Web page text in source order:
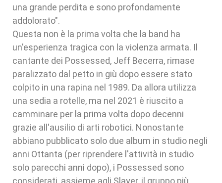
una grande perdita e sono profondamente
addolorato".
Questa non è la prima volta che la band ha
un'esperienza tragica con la violenza armata. Il
cantante dei Possessed, Jeff Becerra, rimase
paralizzato dal petto in giù dopo essere stato
colpito in una rapina nel 1989. Da allora utilizza
una sedia a rotelle, ma nel 2021 è riuscito a
camminare per la prima volta dopo decenni
grazie all'ausilio di arti robotici. Nonostante
abbiano pubblicato solo due album in studio negli
anni Ottanta (per riprendere l'attività in studio
solo parecchi anni dopo), i Possessed sono
considerati, assieme agli Slayer, il gruppo più